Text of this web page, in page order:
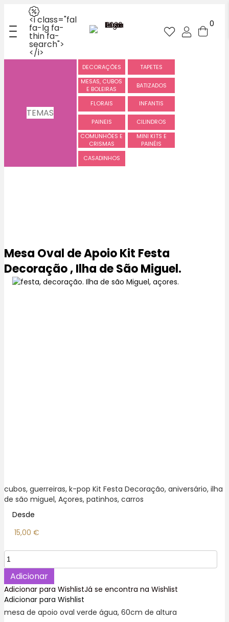
<i class="fal
fa-lg fa-
thin fa-
search">
</i>
0
TEMAS
DECORAÇÕES
TAPETES
MESAS, CUBOS
E BOLEIRAS
BATIZADOS
FLORAIS INFANTIS
PAINEIS
CILINDROS
COMUNHÕES E
CRISMAS
MINI KITS E
PAINÉIS
CASADINHOS
Mesa Oval de Apoio Kit Festa
Decoração , Ilha de São Miguel.
cubos, guerreiras, k-pop Kit Festa Decoração, aniversário, ilha
de são miguel, Açores, patinhos, carros
Desde
15,00 €
Quantidade
de
Mesa
Oval
de
Kit
Adicionar
Adicionar para WishlistJá se encontra na Wishlist
Adicionar para Wishlist
mesa de apoio oval verde água, 60cm de altura